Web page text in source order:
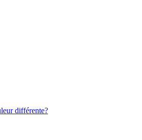
différente?